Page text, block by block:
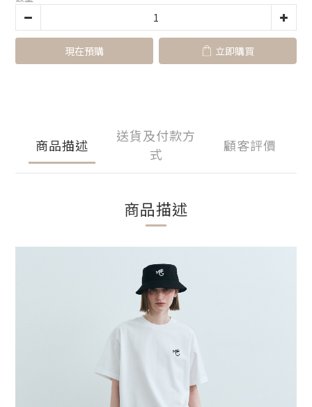
現在預購 立即購買
商品描述
送貨及付款方
式
顧客評價
商品描述